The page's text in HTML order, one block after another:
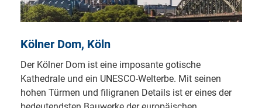
Kölner Dom, Köln
Der Kölner Dom ist eine imposante gotische
Kathedrale und ein UNESCO-Welterbe. Mit seinen
hohen Türmen und filigranen Details ist er eines der